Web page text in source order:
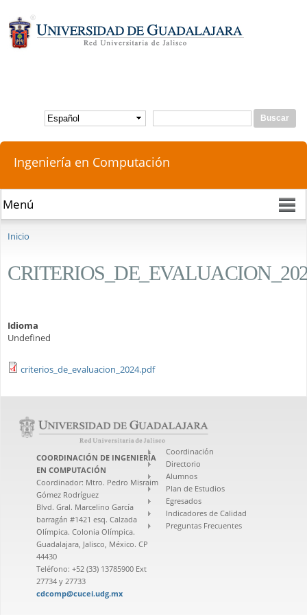
principal
Formulario de búsqueda
Buscar
Ingeniería en Computación
Inicio
Idioma
Undefined
criterios_de_evaluacion_2024.pdf
COORDINACIÓN DE INGENIERÍA
EN COMPUTACIÓN
Coordinador: Mtro. Pedro Misraim
Gómez Rodríguez
Blvd. Gral. Marcelino García
barragán #1421 esq. Calzada
Olímpica. Colonia Olímpica.
Guadalajara, Jalisco, México. CP
44430
Teléfono: +52 (33) 13785900 Ext
27734 y 27733
cdcomp@cucei.udg.mx
Coordinación
Directorio
Alumnos
Plan de Estudios
Egresados
Indicadores de Calidad
Preguntas Frecuentes